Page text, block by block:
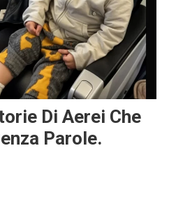
Di Aerei Che
Parole.